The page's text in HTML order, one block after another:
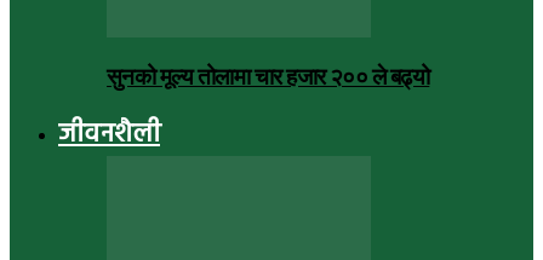
सुनको मूल्य तोलामा चार हजार २०० ले बढ्यो
जीवनशैली